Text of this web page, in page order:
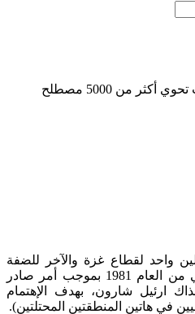
مدار - بيديا موسوعة مصطلحات تحوي أكثر من 5000 مصطلح
واحد لقطاع غزة والآخر للضفة
الغربية، أُنشئا في تشرين الثاني من العام 1981 بموجب أمر صادر
ارئيل شارون، بهدف الإهتمام
في هاتين المنطقتين المحتلتين).